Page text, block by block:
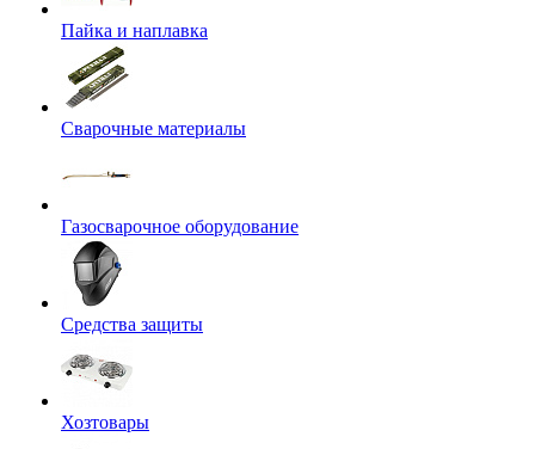
Пайка и наплавка
Сварочные материалы
Газосварочное оборудование
Средства защиты
Хозтовары